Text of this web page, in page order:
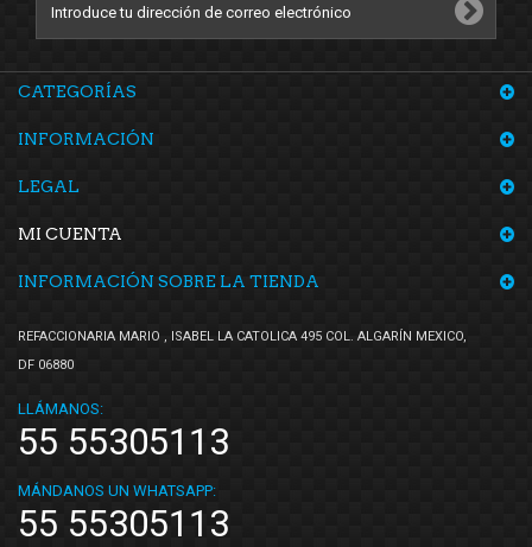
CATEGORÍAS
INFORMACIÓN
LEGAL
MI CUENTA
INFORMACIÓN SOBRE LA TIENDA
REFACCIONARIA MARIO , ISABEL LA CATOLICA 495 COL. ALGARÍN MEXICO,
DF 06880
LLÁMANOS:
55 55305113
MÁNDANOS UN WHATSAPP:
55 55305113